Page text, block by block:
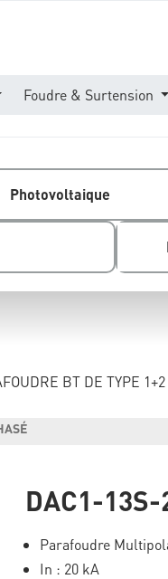
Foudre & Surtension
Photovoltaique
BT DE TYPE 1+2
DAC1-
Parafoudre
In : 20 kA